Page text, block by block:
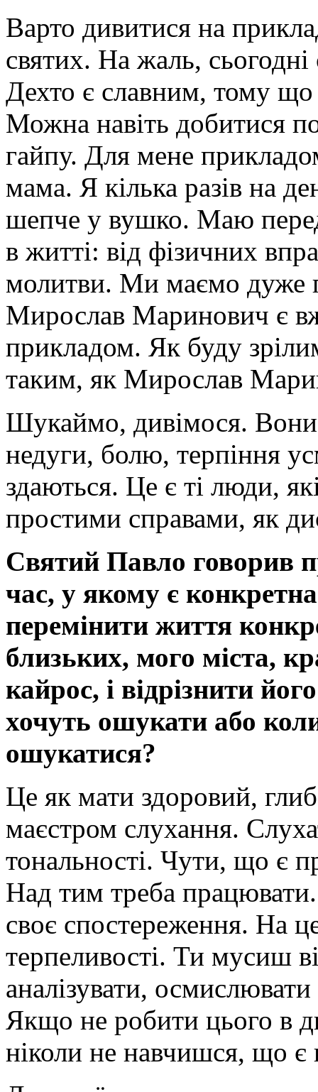
Варто дивитися на
святих. На жаль,
Дехто є славним, тому
Можна навіть добитися
гайпу. Для мене
мама. Я кілька разів на
шепче у вушко. Маю перед
в житті: від фізичних
молитви. Ми маємо дуже
Мирослав Маринович є
прикладом. Як буду
таким, як Мирослав
Шукаймо, дивімося.
недуги, болю, терпіння
здаються. Це є ті люди,
простими справами, як
Святий Павло говорив
час, у якому є
перемінити життя
близьких, мого міста,
кайрос, і відрізнити
хочуть ошукати або
ошукатися?
Це як мати здоровий,
маєстром слухання.
тональності. Чути, що є
Над тим треба
своє спостереження. На
терпеливості. Ти мусиш
аналізувати,
Якщо не робити цього в
ніколи не навчишся, що є